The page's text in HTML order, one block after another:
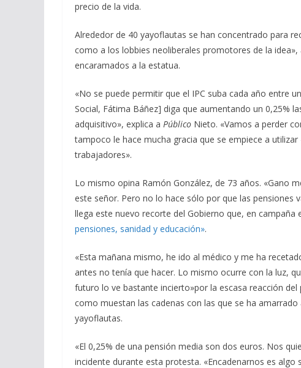
precio de la vida.
Alrededor de 40 yayoflautas se han concentrado para
como a los lobbies neoliberales promotores de la
encaramados a la estatua.
«No se puede permitir que el IPC suba cada año entre
Social, Fátima Báñez] diga que aumentando un 0,25%
adquisitivo», explica a Público Nieto. «Vamos a perder
tampoco le hace mucha gracia que se empiece a
trabajadores».
Lo mismo opina Ramón González, de 73 años. «Gano
este señor. Pero no lo hace sólo por que las pensiones
llega este nuevo recorte del Gobierno que, en campaña
pensiones, sanidad y educación».
«Esta mañana mismo, he ido al médico y me ha
antes no tenía que hacer. Lo mismo ocurre con la luz,
futuro lo ve bastante incierto»por la escasa reacción
como muestan las cadenas con las que se ha
yayoflautas.
«El 0,25% de una pensión media son dos euros. Nos
incidente durante esta protesta. «Encadenarnos es